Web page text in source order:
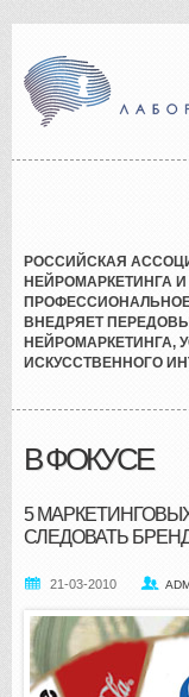
РОССИЙСКАЯ
НЕЙРОМАРКЕТИНГА
ВНЕДРЯЕТ
НЕЙРОМАРКЕТИНГА,
ИСКУССТВЕННОГО
В ФОКУСЕ
5
СЛЕДОВАТЬ
21-03-2010